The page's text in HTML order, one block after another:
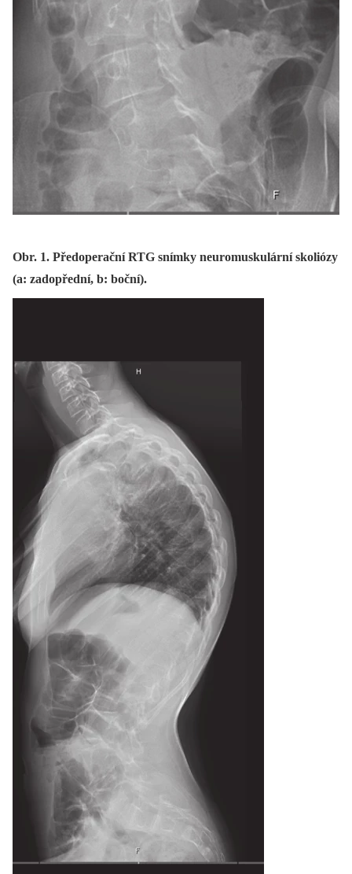
Obr. 1. Předoperační RTG snímky neuromuskulární skoliózy
(a: zadopřední, b: boční).